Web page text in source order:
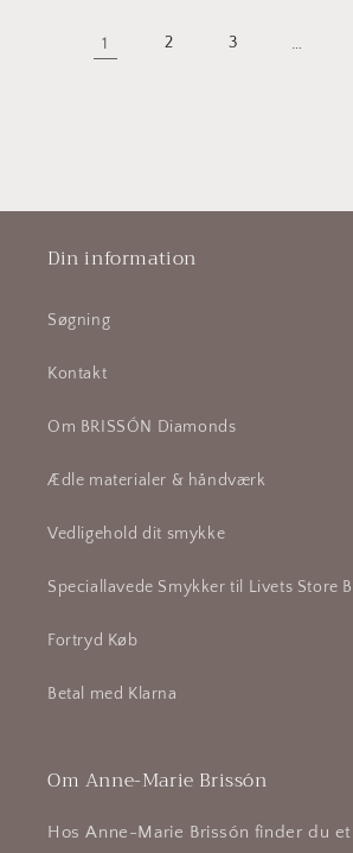
1 2 3 …
Din information
Søgning
Kontakt
Om BRISSÓN Diamonds
Ædle materialer & håndværk
Vedligehold dit smykke
Speciallavede Smykker til Livets Store
Fortryd Køb
Betal med Klarna
Om Anne-Marie Brissón
Hos Anne-Marie Brissón finder du